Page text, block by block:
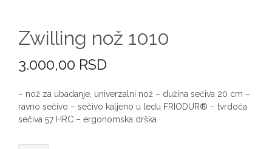
Zwilling nož 1010
3.000,00 RSD
– nož za ubadanje, univerzalni nož – dužina sečiva 20 cm –
ravno sečivo – sečivo kaljeno u ledu FRIODUR® – tvrdoća
sečiva 57 HRC – ergonomska drška